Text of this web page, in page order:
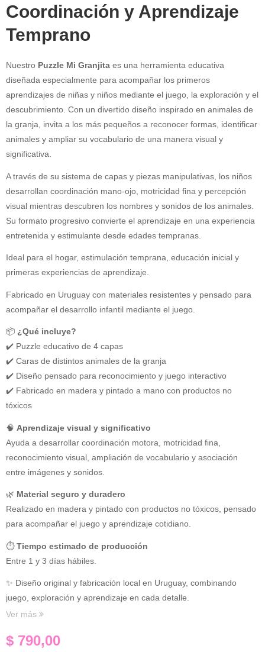
Coordinación y Aprendizaje
Temprano
Nuestro Puzzle Mi Granjita es una herramienta educativa
diseñada especialmente para acompañar los primeros
aprendizajes de niñas y niños mediante el juego, la exploración y el
descubrimiento. Con un divertido diseño inspirado en animales de
la granja, invita a los más pequeños a reconocer formas, identificar
animales y ampliar su vocabulario de una manera visual y
significativa.
A través de su sistema de capas y piezas manipulativas, los niños
desarrollan coordinación mano-ojo, motricidad fina y percepción
visual mientras descubren los nombres y sonidos de los animales.
Su formato progresivo convierte el aprendizaje en una experiencia
entretenida y estimulante desde edades tempranas.
Ideal para el hogar, estimulación temprana, educación inicial y
primeras experiencias de aprendizaje.
Fabricado en Uruguay con materiales resistentes y pensado para
acompañar el desarrollo infantil mediante el juego.
📦 ¿Qué incluye?
✔️ Puzzle educativo de 4 capas
✔️ Caras de distintos animales de la granja
✔️ Diseño pensado para reconocimiento y juego interactivo
✔️ Fabricado en madera y pintado a mano con productos no
tóxicos
🧠 Aprendizaje visual y significativo
Ayuda a desarrollar coordinación motora, motricidad fina,
reconocimiento visual, ampliación de vocabulario y asociación
entre imágenes y sonidos.
🌿 Material seguro y duradero
Realizado en madera y pintado con productos no tóxicos, pensado
para acompañar el juego y aprendizaje cotidiano.
⏱Tiempo estimado de producción
Entre 1 y 3 días hábiles.
✨ Diseño original y fabricación local en Uruguay, combinando
juego, exploración y aprendizaje en cada detalle.
Ver más
$ 790,00